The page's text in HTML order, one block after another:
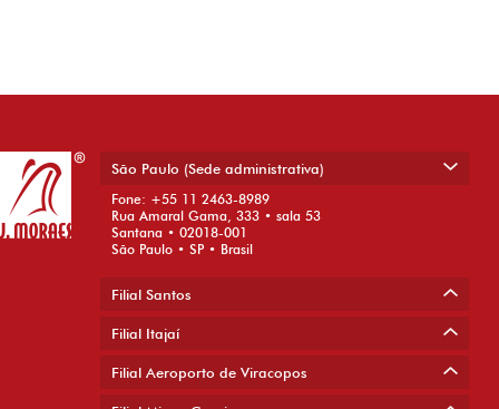
São Paulo (Sede administrativa)
Fone: +55 11 2463-8989
Rua Amaral Gama, 333 • sala 53
Santana • 02018-001
São Paulo • SP • Brasil
Filial Santos
Filial Itajaí
Filial Aeroporto de Viracopos